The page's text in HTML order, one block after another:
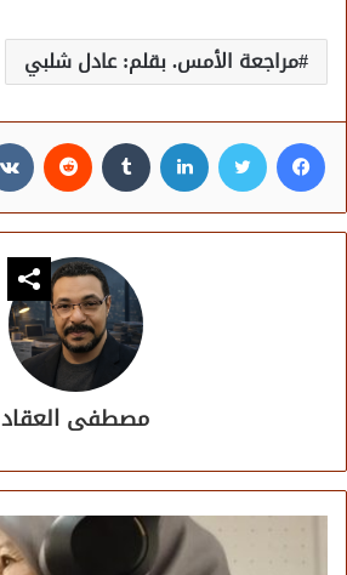
مراجعة الأمس. بقلم: عادل شلبي
فيسبوك تويتر لينكدإن
مصطفى العقاد